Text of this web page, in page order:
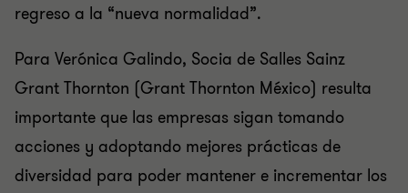
regreso a la “nueva normalidad”.
Para Verónica Galindo, Socia de Salles Sainz
Grant Thornton (Grant Thornton México) resulta
importante que las empresas sigan tomando
acciones y adoptando mejores prácticas de
diversidad para poder mantener e incrementar los